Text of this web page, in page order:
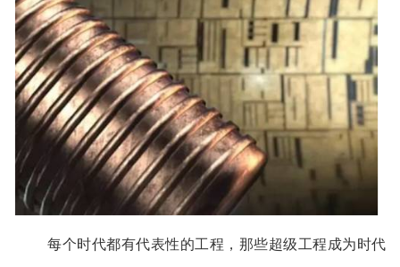
每个时代都有代表性的工程，那些超级工程成为时代